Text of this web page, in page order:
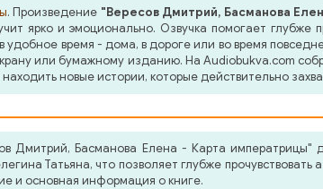
. Произведение "Вересов Дмитрий, Басманова
ярко и эмоционально. Озвучка помогает глубже
время - дома, в дороге или во время
или бумажному изданию. На Audiobukva.com
новые истории, которые действительно
Дмитрий, Басманова Елена - Карта императрицы"
Татьяна, что позволяет глубже
и основная информация о книге.